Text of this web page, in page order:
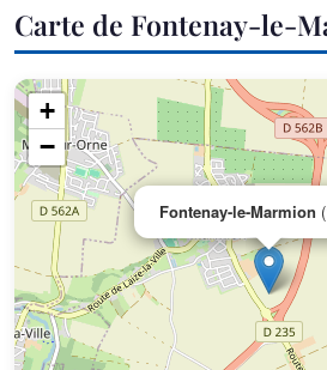
Carte de Fontenay-le-
Fontenay-le-Marmion
+
−